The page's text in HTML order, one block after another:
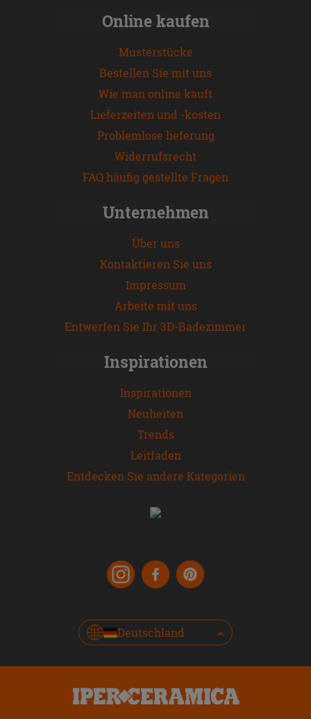
Online kaufen
Musterstücke
Bestellen Sie mit uns
Wie man online kauft
Lieferzeiten und -kosten
Problemlose lieferung
Widerrufsrecht
FAQ häufig gestellte Fragen
Unternehmen
Über uns
Kontaktieren Sie uns
Impressum
Arbeite mit uns
Entwerfen Sie Ihr 3D-Badezimmer
Inspirationen
Inspirationen
Neuheiten
Trends
Leitfaden
Entdecken Sie andere Kategorien
Deutschland